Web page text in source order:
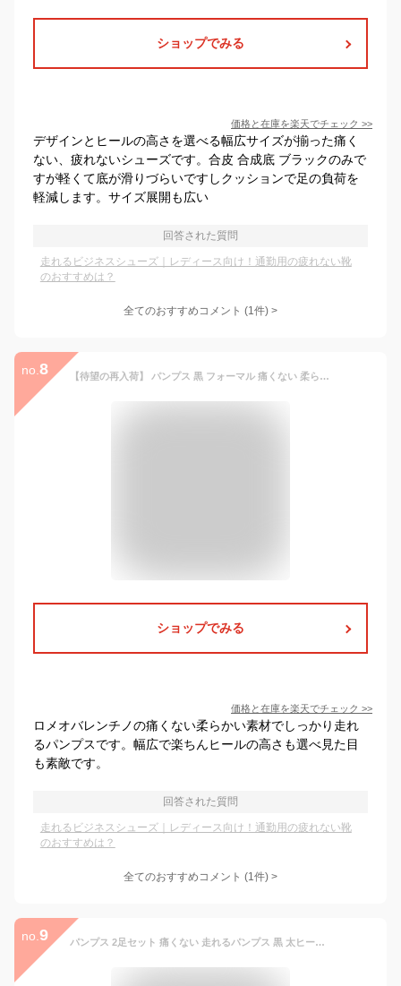
ショップでみる
価格と在庫を楽天でチェック >>
デザインとヒールの高さを選べる幅広サイズが揃った痛く
ない、疲れないシューズです。合皮 合成底 ブラックのみで
すが軽くて底が滑りづらいですしクッションで足の負荷を
軽減します。サイズ展開も広い
回答された質問
走れるビジネスシューズ｜レディース向け！通勤用の疲れない靴
のおすすめは？
全てのおすすめコメント (1件) >
no. 8 【待望の再入荷】 パンプス 黒 フォーマル 痛くない 柔らかい ローヒール Romeo Valentino ロメオバレンチノ 幅広 3E ブラック リクルート オフィス 歩きやすい ストラップ ビジネスシューズ レディース 痛くない 冠婚葬祭 仕事 スクエアトゥ 春
ショップでみる
価格と在庫を楽天でチェック >>
ロメオバレンチノの痛くない柔らかい素材でしっかり走れ
るパンプスです。幅広で楽ちんヒールの高さも選べ見た目
も素敵です。
回答された質問
走れるビジネスシューズ｜レディース向け！通勤用の疲れない靴
のおすすめは？
全てのおすすめコメント (1件) >
no. 9 パンプス 2足セット 痛くない 走れるパンプス 黒 太ヒール 幅広 レディース ストラップ ローファー ビジネスシューズ 合成皮革 サテン 仕事 靴 立ち仕事 オフィス ROMEO VALENTINO 3E EEE 入学式 卒業式 スーツ【ビジネスシューズ 2足セット】 バレンタイン ギフト